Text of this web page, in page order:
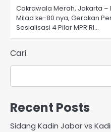
Cakrawala Merah, Jakarta
Milad ke-80 nya, Gerakan
Sosialisasi 4 Pilar MPR RI…
Cari
Recent Posts
Sidang Kadin Jabar vs